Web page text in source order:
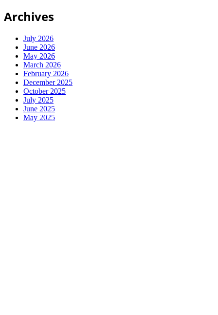
Archives
July 2026
June 2026
May 2026
March 2026
February 2026
December 2025
October 2025
July 2025
June 2025
May 2025